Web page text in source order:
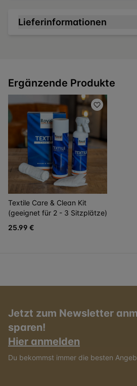
Lieferinformationen
Ergänzende Produkte
Textile Care & Clean Kit
(geeignet für 2 - 3 Sitzplätze)
25.99 €
Jetzt zum Newsletter
sparen!
Hier anmelden
Du bekommst immer die besten